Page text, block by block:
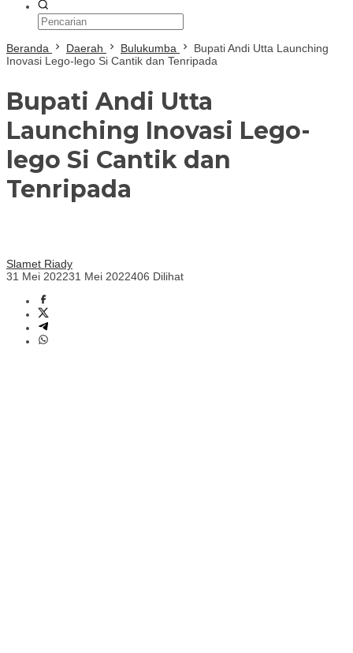
Beranda Daerah Bulukumba
Bupati Andi Utta Launching
Inovasi Lego-lego Si Cantik dan Tenripada
Bupati Andi Utta
Launching Inovasi Lego-
lego Si Cantik dan
Tenripada
Slamet Riady
31 Mei 202231 Mei 2022406 Dilihat